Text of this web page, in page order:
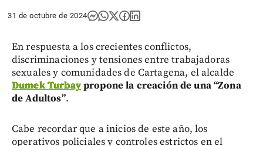
31 de octubre de 2024
En respuesta a los crecientes conflictos,
discriminaciones y tensiones entre trabajadoras
sexuales y comunidades de Cartagena, el alcalde
Dumek Turbaypropone la creación de una “Zona
de Adultos”.
Cabe recordar que a inicios de este año, los
operativos policiales y controles estrictos en el